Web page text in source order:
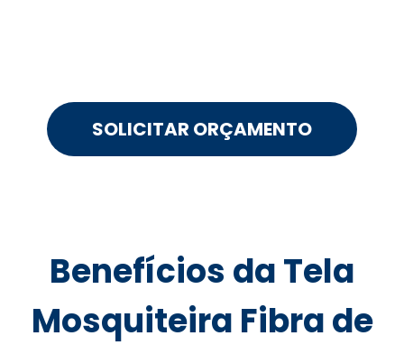
SOLICITAR ORÇAMENTO
Benefícios da Tela
Mosquiteira Fibra de